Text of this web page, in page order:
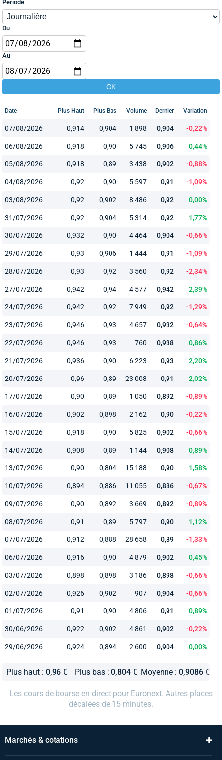
Période
Du
Au
Date Plus Haut Plus Bas Volume Dernier Variation
07/08/2026 0,914 0,904 1 898 0,904 -0,22%
06/08/2026 0,918 0,90 5 745 0,906 0,44%
05/08/2026 0,918 0,89 3 438 0,902 -0,88%
04/08/2026 0,92 0,90 5 597 0,91 -1,09%
03/08/2026 0,92 0,902 8 486 0,92 0,00%
31/07/2026 0,92 0,904 5 314 0,92 1,77%
30/07/2026 0,932 0,90 4 464 0,904 -0,66%
29/07/2026 0,93 0,906 1 444 0,91 -1,09%
28/07/2026 0,93 0,92 3 560 0,92 -2,34%
27/07/2026 0,942 0,94 4 577 0,942 2,39%
24/07/2026 0,942 0,92 7 949 0,92 -1,29%
23/07/2026 0,946 0,93 4 657 0,932 -0,64%
22/07/2026 0,946 0,93 760 0,938 0,86%
21/07/2026 0,936 0,90 6 223 0,93 2,20%
20/07/2026 0,96 0,89 23 008 0,91 2,02%
17/07/2026 0,90 0,89 1 050 0,892 -0,89%
16/07/2026 0,902 0,898 2 162 0,90 -0,22%
15/07/2026 0,918 0,90 5 825 0,902 -0,66%
14/07/2026 0,908 0,89 1 144 0,908 0,89%
13/07/2026 0,90 0,804 15 188 0,90 1,58%
10/07/2026 0,894 0,886 11 055 0,886 -0,67%
09/07/2026 0,90 0,892 3 669 0,892 -0,89%
08/07/2026 0,91 0,89 5 797 0,90 1,12%
07/07/2026 0,912 0,888 28 658 0,89 -1,33%
06/07/2026 0,916 0,90 4 879 0,902 0,45%
03/07/2026 0,898 0,898 3 186 0,898 -0,66%
02/07/2026 0,926 0,902 907 0,904 -0,66%
01/07/2026 0,91 0,90 4 806 0,91 0,89%
30/06/2026 0,922 0,902 4 861 0,902 -0,22%
29/06/2026 0,924 0,894 2 600 0,904 0,00%
Plus haut :0,96 € Plus bas : 0,804€ Moyenne : 0,9086€
Les cours de bourse en direct pour Euronext. Autres places
décalées de 15 minutes.
Marchés & cotations +